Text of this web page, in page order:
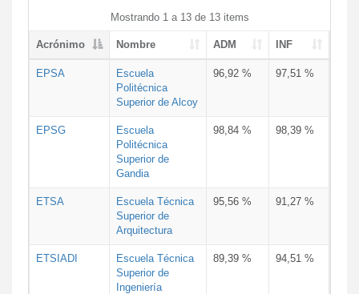
Mostrando 1 a 13 de 13 items
Acrónimo Nombre ADM INF
EPSA
Escuela
Politécnica
Superior de Alcoy
96,92 % 97,51 %
EPSG
Escuela
Politécnica
Superior de
Gandia
98,84 % 98,39 %
ETSA
Escuela Técnica
Superior de
Arquitectura
95,56 % 91,27 %
ETSIADI
Escuela Técnica
Superior de
Ingeniería
89,39 % 94,51 %